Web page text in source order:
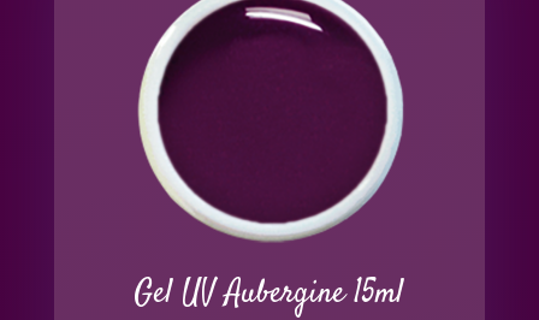
Gel UV Aubergine 15ml